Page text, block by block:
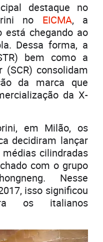
destaque no
no EICMA, a
está chegando ao
Dessa forma, a
bem como a
(SCR) consolidam
da marca que
da X-
em Milão, os
decidiram lançar
cilindradas
com o grupo
Nesse
isso significou
os italianos